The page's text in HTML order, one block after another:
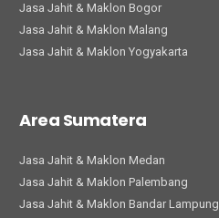
Jasa Jahit & Maklon Bogor
Jasa Jahit & Maklon Malang
Jasa Jahit & Maklon Yogyakarta
Area Sumatera
Jasa Jahit & Maklon Medan
Jasa Jahit & Maklon Palembang
Jasa Jahit & Maklon Bandar Lampung